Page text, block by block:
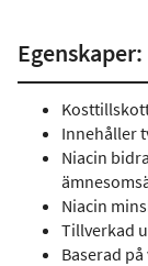
Egenskaper:
Innehåller
Niacin
Niacin
Tillverkad
Baserad